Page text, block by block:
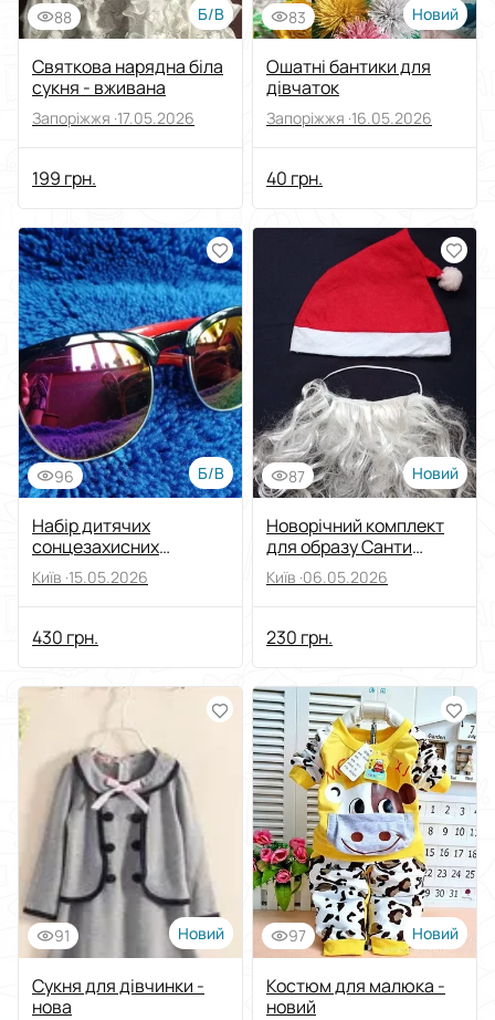
88 Б/В
Святкова нарядна біла
сукня - вживана
Запоріжжя ·17.05.2026
199 грн.
83 Новий
Ошатні бантики для
дівчаток
Запоріжжя ·16.05.2026
40 грн.
96 Б/В
Набiр дитячих
сонцезахисних
окулярiв
Київ ·15.05.2026
430 грн.
87 Новий
Новорічний комплект
для образу Санти
(шапка + борода)
Київ ·06.05.2026
230 грн.
91 Новий
Сукня для дівчинки -
нова
97 Новий
Костюм для малюка -
новий